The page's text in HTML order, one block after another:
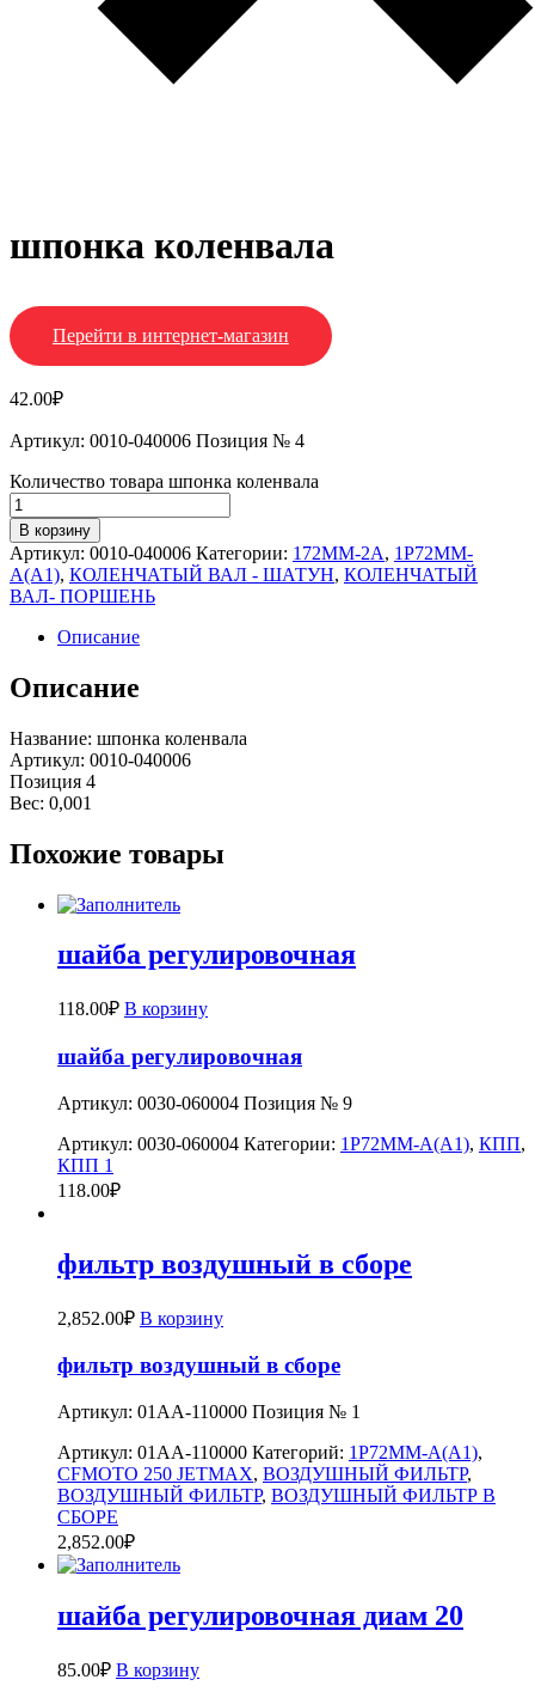
шпонка коленвала
Перейти в интернет-магазин
42.00₽
Артикул: 0010-040006 Позиция № 4
Количество товара шпонка коленвала
В корзину
Артикул: 0010-040006 Категории: 172MM-2A, 1P72MM-
A(A1), КОЛЕНЧАТЫЙ ВАЛ - ШАТУН, КОЛЕНЧАТЫЙ
ВАЛ- ПОРШЕНЬ
Описание
Описание
Название: шпонка коленвала
Артикул: 0010-040006
Позиция 4
Вес: 0,001
Похожие товары
шайба регулировочная
118.00₽ В корзину
шайба регулировочная
Артикул: 0030-060004 Позиция № 9
Артикул: 0030-060004 Категории: 1P72MM-A(A1), КПП,
КПП 1
118.00₽
фильтр воздушный в сборе
2,852.00₽ В корзину
фильтр воздушный в сборе
Артикул: 01AA-110000 Позиция № 1
Артикул: 01AA-110000 Категорий: 1P72MM-A(A1),
CFMOTO 250 JETMAX, ВОЗДУШНЫЙ ФИЛЬТР,
ВОЗДУШНЫЙ ФИЛЬТР, ВОЗДУШНЫЙ ФИЛЬТР В
СБОРЕ
2,852.00₽
шайба регулировочная диам 20
85.00₽ В корзину